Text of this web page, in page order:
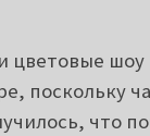
цветовые
поскольку
что